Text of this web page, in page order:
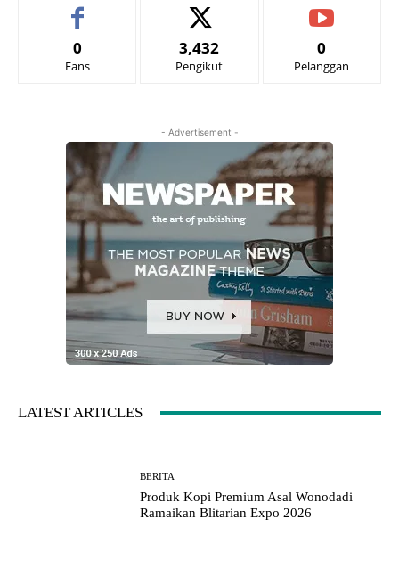
0
Fans
3,432
Pengikut
0
Pelanggan
- Advertisement -
LATEST ARTICLES
BERITA
Produk Kopi Premium Asal Wonodadi
Ramaikan Blitarian Expo 2026